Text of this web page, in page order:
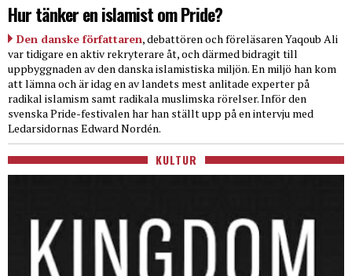
Hur tänker en islamist om Pride?
Den danske författaren, debattören och föreläsaren Yaqoub Ali
var tidigare en aktiv rekryterare åt, och därmed bidragit till
uppbyggnaden av den danska islamistiska miljön. En miljö han kom
att lämna och är idag en av landets mest anlitade experter på
radikal islamism samt radikala muslimska rörelser. Inför den
svenska Pride-festivalen har han ställt upp på en intervju med
Ledarsidornas Edward Nordén.
KULTUR